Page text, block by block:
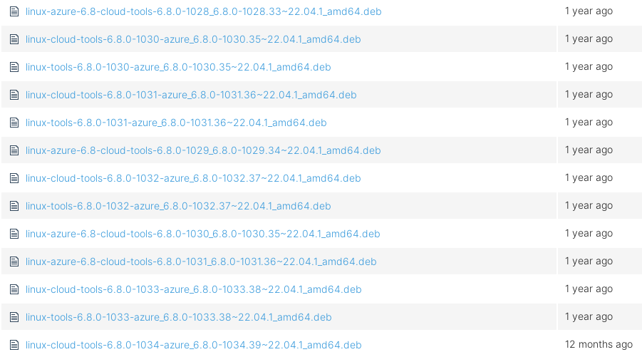
linux-azure-6.8-cloud-tools-6.8.0-1028_6.8.0-1028.33~22.04.1_amd64.deb 1 year ago
linux-cloud-tools-6.8.0-1030-azure_6.8.0-1030.35~22.04.1_amd64.deb 1 year ago
linux-tools-6.8.0-1030-azure_6.8.0-1030.35~22.04.1_amd64.deb 1 year ago
linux-cloud-tools-6.8.0-1031-azure_6.8.0-1031.36~22.04.1_amd64.deb 1 year ago
linux-tools-6.8.0-1031-azure_6.8.0-1031.36~22.04.1_amd64.deb 1 year ago
linux-azure-6.8-cloud-tools-6.8.0-1029_6.8.0-1029.34~22.04.1_amd64.deb 1 year ago
linux-cloud-tools-6.8.0-1032-azure_6.8.0-1032.37~22.04.1_amd64.deb 1 year ago
linux-tools-6.8.0-1032-azure_6.8.0-1032.37~22.04.1_amd64.deb 1 year ago
linux-azure-6.8-cloud-tools-6.8.0-1030_6.8.0-1030.35~22.04.1_amd64.deb 1 year ago
linux-azure-6.8-cloud-tools-6.8.0-1031_6.8.0-1031.36~22.04.1_amd64.deb 1 year ago
linux-cloud-tools-6.8.0-1033-azure_6.8.0-1033.38~22.04.1_amd64.deb 1 year ago
linux-tools-6.8.0-1033-azure_6.8.0-1033.38~22.04.1_amd64.deb 1 year ago
linux-cloud-tools-6.8.0-1034-azure_6.8.0-1034.39~22.04.1_amd64.deb 12 months ago